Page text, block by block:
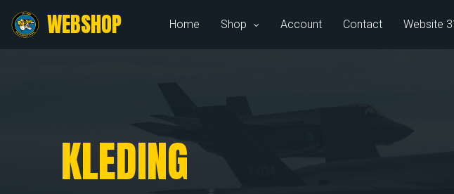
WEBSHOP Home Shop Account Contact Website
KLEDING